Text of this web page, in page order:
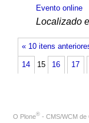
Evento online
Localizado
« 10 itens
14 15 16 17
O Plone® - CMS/WCM de